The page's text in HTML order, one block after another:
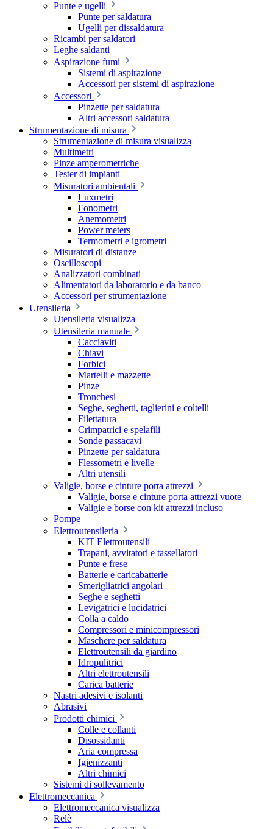
Punte e ugelli
Punte per saldatura
Ugelli per dissaldatura
Ricambi per saldatori
Leghe saldanti
Aspirazione fumi
Sistemi di aspirazione
Accessori per sistemi di aspirazione
Accessori
Pinzette per saldatura
Altri accessori saldatura
Strumentazione di misura
Strumentazione di misura visualizza
Multimetri
Pinze amperometriche
Tester di impianti
Misuratori ambientali
Luxmetri
Fonometri
Anemometri
Power meters
Termometri e igrometri
Misuratori di distanze
Oscilloscopi
Analizzatori combinati
Alimentatori da laboratorio e da banco
Accessori per strumentazione
Utensileria
Utensileria visualizza
Utensileria manuale
Cacciaviti
Chiavi
Forbici
Martelli e mazzette
Pinze
Tronchesi
Seghe, seghetti, taglierini e coltelli
Filettatura
Crimpatrici e spelafili
Sonde passacavi
Pinzette per saldatura
Flessometri e livelle
Altri utensili
Valigie, borse e cinture porta attrezzi
Valigie, borse e cinture porta attrezzi vuote
Valigie e borse con kit attrezzi incluso
Pompe
Elettroutensileria
KIT Elettroutensili
Trapani, avvitatori e tassellatori
Punte e frese
Batterie e caricabatterie
Smerigliatrici angolari
Seghe e seghetti
Levigatrici e lucidatrici
Colla a caldo
Compressori e minicompressori
Maschere per saldatura
Elettroutensili da giardino
Idropulitrici
Altri elettroutensili
Carica batterie
Nastri adesivi e isolanti
Abrasivi
Prodotti chimici
Colle e collanti
Disossidanti
Aria compressa
Igienizzanti
Altri chimici
Sistemi di sollevamento
Elettromeccanica
Elettromeccanica visualizza
Relè